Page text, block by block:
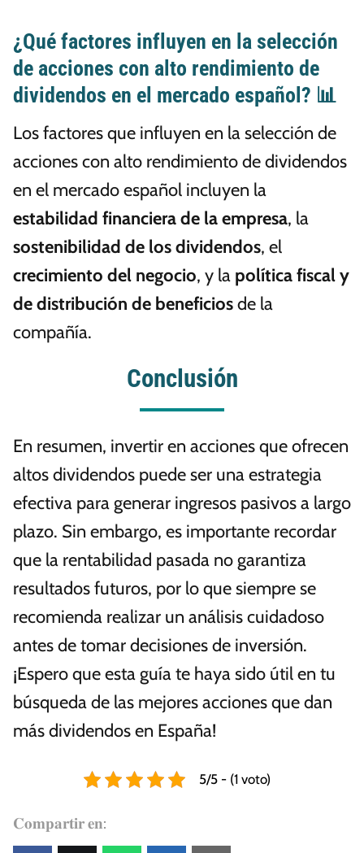
¿Qué factores influyen en la selección
de acciones con alto rendimiento de
dividendos en el mercado español? 📊
Los factores que influyen en la selección de
acciones con alto rendimiento de dividendos
en el mercado español incluyen la
estabilidad financiera de la empresa, la
sostenibilidad de los dividendos, el
crecimiento del negocio, y la política fiscal y
de distribución de beneficiosde la
compañía.
Conclusión
En resumen, invertir en acciones que ofrecen
altos dividendos puede ser una estrategia
efectiva para generar ingresos pasivos a largo
plazo. Sin embargo, es importante recordar
que la rentabilidad pasada no garantiza
resultados futuros, por lo que siempre se
recomienda realizar un análisis cuidadoso
antes de tomar decisiones de inversión.
¡Espero que esta guía te haya sido útil en tu
búsqueda de las mejores acciones que dan
más dividendos en España!
5/5 - (1 voto)
𝐂𝐨𝐦𝐩𝐚𝐫𝐭𝐢𝐫 𝐞𝐧: